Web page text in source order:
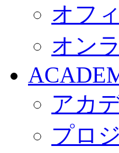
オフ
オン
アカ
プロ